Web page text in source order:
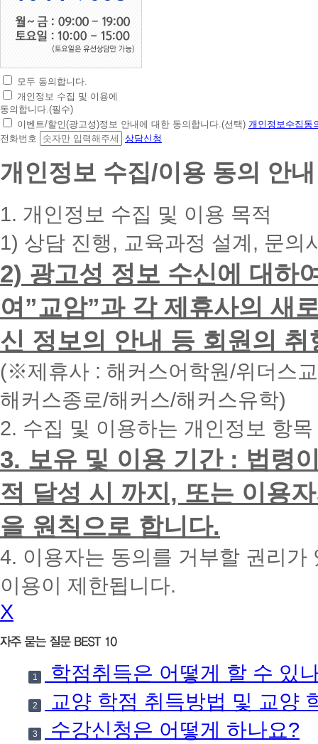
초
간
편
상
담
청
대
폰
입
력
시
면
빠
른
간
내
에
화
드
리
겠
습
니
다.
모두 동의합니다.
개인정보 수집 및 이용에
동의합니다.(필수)
이벤트/할인(광고성)정보 안내에 대한 동의합니다.(선택) 개인정보수집동
전화번호
상담신청
개인정보 수집/이용 동의 안내
1. 개인정보 수집 및 이용 목적
1) 상담 진행, 교육과정 설계, 문의
2) 광고성 정보 수신에 대하
여”교암”과 각 제휴사의 새
신 정보의 안내 등 회원의
(※제휴사 : 해커스어학원/위더스
해커스종로/해커스/해커스유학)
2. 수집 및 이용하는 개인정보 항
3. 보유 및 이용 기간 : 법령
적 달성 시 까지, 또는 이용
을 원칙으로 합니다.
4. 이용자는 동의를 거부할 권리
이용이 제한됩니다.
X
1 학점취득은 어떻게 할 수 있
2 교양 학점 취득방법 및 교양
3 수강신청은 어떻게 하나요?